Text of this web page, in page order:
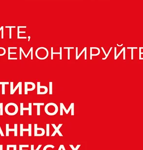
сумма была оплачена
от готового проекта
новым проектировщиком,
Подготовив проект
2014 года, то есть
19 июня). По данным «Спарк-
управление Старый
владельцем компании